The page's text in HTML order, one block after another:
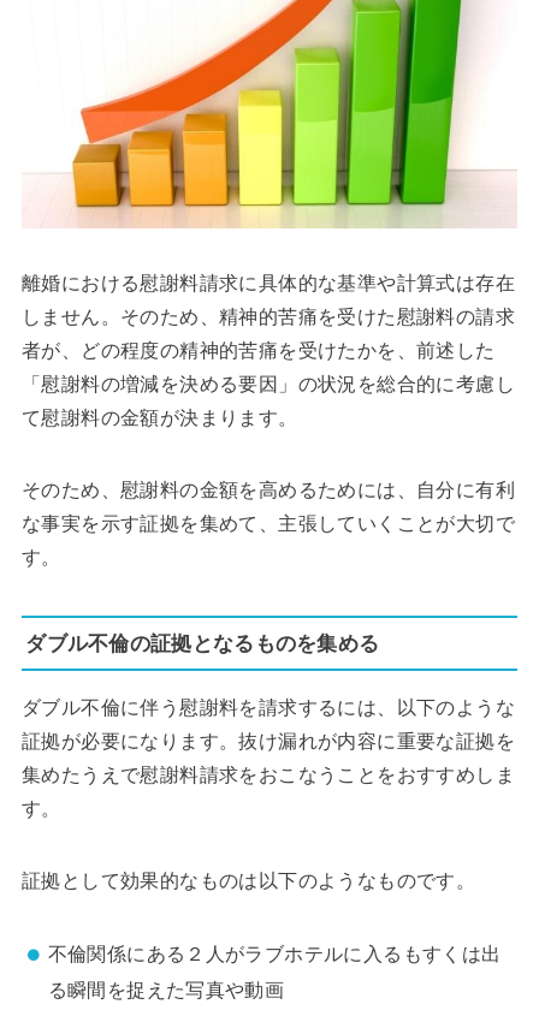
離婚における慰謝料請求に具体的な基準や計算式は存在
しません。そのため、精神的苦痛を受けた慰謝料の請求
者が、どの程度の精神的苦痛を受けたかを、前述した
「慰謝料の増減を決める要因」の状況を総合的に考慮し
て慰謝料の金額が決まります。
そのため、慰謝料の金額を高めるためには、自分に有利
な事実を示す証拠を集めて、主張していくことが大切で
す。
ダブル不倫の証拠となるものを集める
ダブル不倫に伴う慰謝料を請求するには、以下のような
証拠が必要になります。抜け漏れが内容に重要な証拠を
集めたうえで慰謝料請求をおこなうことをおすすめしま
す。
証拠として効果的なものは以下のようなものです。
不倫関係にある２人がラブホテルに入るもすくは出
る瞬間を捉えた写真や動画